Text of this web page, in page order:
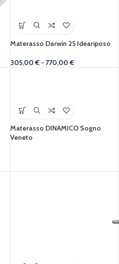
Materasso Darwin 25 Ideariposo
305,00€ - 770,00€
Materasso DINAMICO Sogno
Veneto